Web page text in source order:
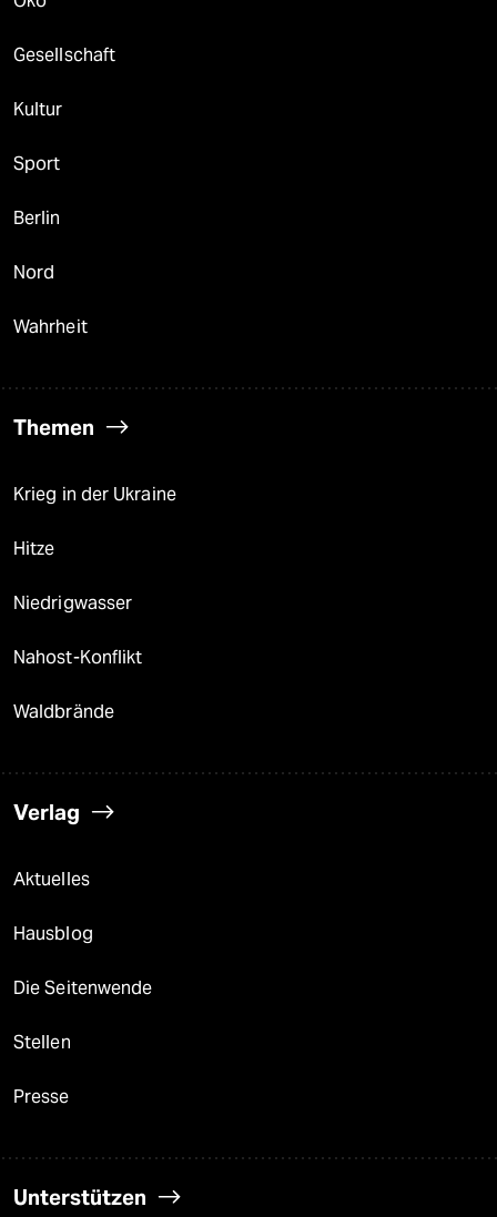
Gesellschaft
Kultur
Sport
Berlin
Nord
Wahrheit
Themen
Krieg in der Ukraine
Hitze
Niedrigwasser
Nahost-Konflikt
Waldbrände
Verlag
Aktuelles
Hausblog
Die Seitenwende
Stellen
Presse
Unterstützen